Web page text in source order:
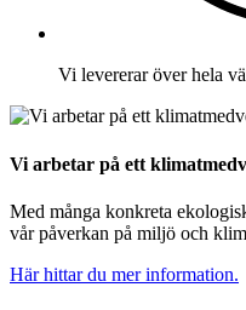
Vi levererar över hela
Vi arbetar på ett
Med många konkreta
vår påverkan på miljö och
Här hittar du mer information.